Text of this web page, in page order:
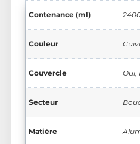
Contenance (ml)
Couleur
Couvercle Oui,
Secteur
Matière